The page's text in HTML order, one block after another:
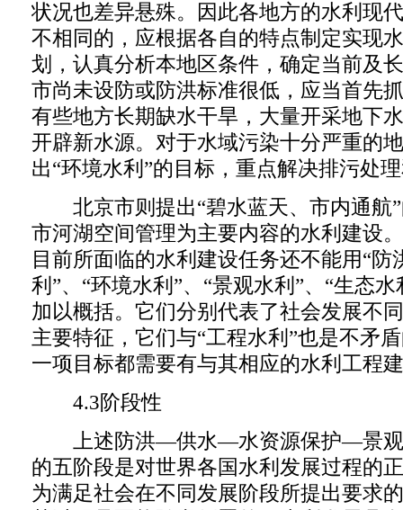
状况也差异悬殊。因此各地方的水利现
不相同的，应根据各自的特点制定实现
划，认真分析本地区条件，确定当前及
市尚未设防或防洪标准很低，应当首先
有些地方长期缺水干旱，大量开采地下
开辟新水源。对于水域污染十分严重的
出“环境水利”的目标，重点解决排污处
北京市则提出“碧水蓝天、市内通航”
市河湖空间管理为主要内容的水利建设
目前所面临的水利建设任务还不能用“防
利”、“环境水利”、“景观水利”、“生态
加以概括。它们分别代表了社会发展不
主要特征，它们与“工程水利”也是不矛
一项目标都需要有与其相应的水利工程
4.3阶段性
上述防洪—供水—水资源保护—景观
的五阶段是对世界各国水利发展过程的
为满足社会在不同发展阶段所提出要求